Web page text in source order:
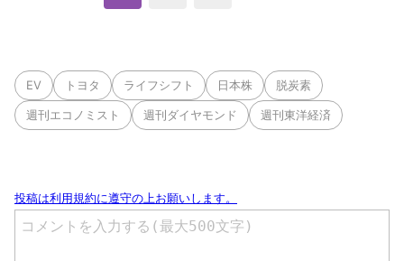
EV トヨタ ライフシフト 日本株 脱炭素
週刊エコノミスト 週刊ダイヤモンド 週刊東洋経済